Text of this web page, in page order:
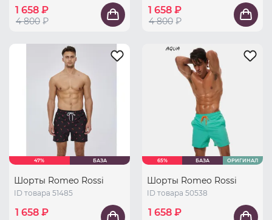
1 658 ₽
4 800 ₽
1 658 ₽
4 800 ₽
47% БАЗА
Шорты Romeo Rossi
ID товара 51485
1 658 ₽
65% БАЗА ОРИГИНАЛ
Шорты Romeo Rossi
ID товара 50538
1 658 ₽